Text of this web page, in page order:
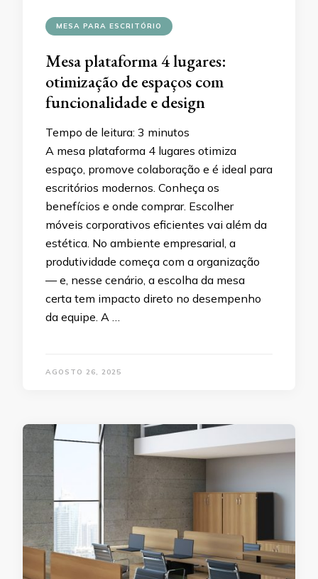
MESA PARA ESCRITÓRIO
Mesa plataforma 4 lugares:
otimização de espaços com
funcionalidade e design
Tempo de leitura: 3 minutos
A mesa plataforma 4 lugares otimiza
espaço, promove colaboração e é ideal para
escritórios modernos. Conheça os
benefícios e onde comprar. Escolher
móveis corporativos eficientes vai além da
estética. No ambiente empresarial, a
produtividade começa com a organização
— e, nesse cenário, a escolha da mesa
certa tem impacto direto no desempenho
da equipe. A …
AGOSTO 26, 2025